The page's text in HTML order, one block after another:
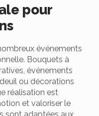
pour
événements
Bouquets à
événements
ou décorations
réalisation est
et valoriser le